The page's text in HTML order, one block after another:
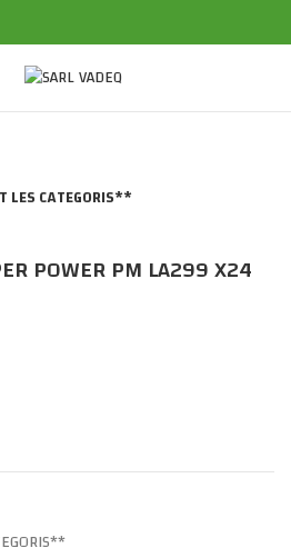
LES CATEGORIS**
POWER PM LA299 X24